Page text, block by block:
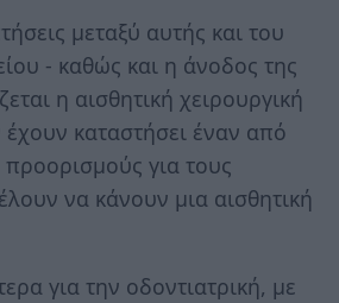
μεταξύ αυτής και του
- καθώς και η άνοδος της
η αισθητική χειρουργική
έχουν καταστήσει έναν από
για τους
να κάνουν μια αισθητική
για την οδοντιατρική, με